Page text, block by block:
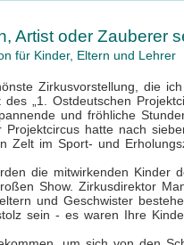
Artist oder Zauberer
für Kinder, Eltern und Lehrer
Zirkusvorstellung, die
des „1. Ostdeutschen
und fröhliche
Projektcircus hatte nach
Zelt im Sport- und
die mitwirkenden Kinder
Show. Zirkusdirektor
und Geschwister
sein - es waren Ihre